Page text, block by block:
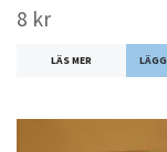
8 kr
LÄS MER